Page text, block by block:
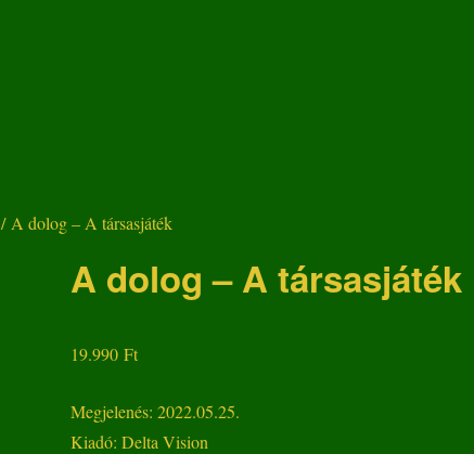
/ A dolog – A társasjáték
A dolog – A társasjáték
19.990Ft
Megjelenés: 2022.05.25.
Kiadó: Delta Vision